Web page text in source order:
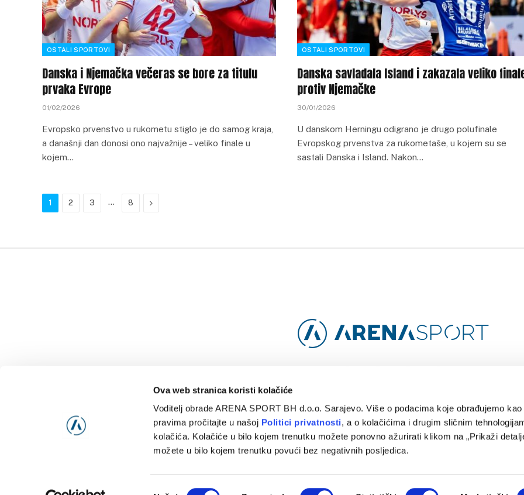
Ova web stranica koristi kolačiće
Voditelj obrade ARENA SPORT BH d.o.o. Sarajevo. Više o podacima koje obrađujemo
pravima pročitajte u našoj Politici privatnosti, a o kolačićima i drugim sličnim
kolačića. Kolačiće u bilo kojem trenutku možete ponovno ažurirati klikom na „Prikaži
možete u bilo kojem trenutku povući bez negativnih posljedica.
OSTALI SPORTOVI
Danska i Njemačka večeras se bore za titulu
prvaka Evrope
01/02/2026
Evropsko prvenstvo u rukometu stiglo je do samog kraja,
a današnji dan donosi ono najvažnije – veliko finale u
kojem…
OSTALI SPORTOVI
Danska savladala Island i zakazala veliko
protiv Njemačke
30/01/2026
U danskom Herningu odigrano je drugo polufinale
Evropskog prvenstva za rukometaše, u kojem su se
sastali Danska i Island. Nakon…
1 2 3 … 8 Next
NAJNOVIJE POLITIKA PRIVATNOSTI
© 2024 Arena Sport. Designed by